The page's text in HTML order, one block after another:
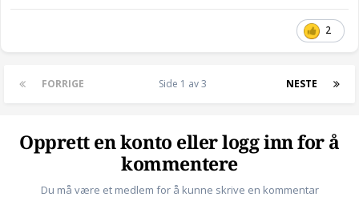
2
FORRIGE NESTE
Side 1 av 3
Opprett en konto eller logg inn for å
kommentere
Du må være et medlem for å kunne skrive en kommentar